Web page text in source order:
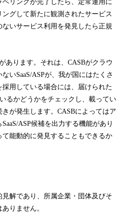
リングが完了したら、定常運用に
グして新たに観測されたサービス
いサービス利用を発見したら正規
あります。それは、 CASBがクラウ
ないSaaS/ASPが、我が国にはたくさ
用している場合には、届けられた
るかどうかをチェックし、載ってい
が発生します。 CASBによってはア
SaaS/ASP候補を出力する機能があり
て能動的に発見することもできるか
解であり、所属企業・団体及びそ
りません。